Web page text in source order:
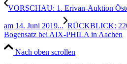
VORSCHAU: 1. Erivan-Auktion
am 14. Juni 2019... RÜCKBLICK:
Bogensatz bei AIX-PHILA in Aachen
Nach oben scrollen